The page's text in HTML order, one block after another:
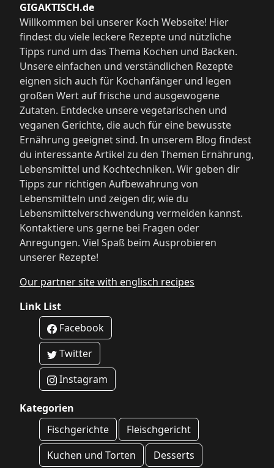
GIGAKTISCH.de
Willkommen bei unserer Koch Webseite! Hier
findest du viele leckere Rezepte und nützliche
Tipps rund um das Thema Kochen und Backen.
Unsere einfachen und verständlichen Rezepte
eignen sich auch für Kochanfänger und legen
großen Wert auf frische und ausgewogene
Zutaten. Entdecke unsere vegetarischen und
veganen Gerichte, die auch für eine bewusste
Ernährung geeignet sind. In unserem Blog findest
du interessante Artikel zu den Themen Ernährung,
Lebensmittel und Kochtechniken. Wir geben dir
Tipps zur richtigen Aufbewahrung von
Lebensmitteln und zeigen dir, wie du
Lebensmittelverschwendung vermeiden kannst.
Kontaktiere uns gerne bei Fragen oder
Anregungen. Viel Spaß beim Ausprobieren
unserer Rezepte!
Our partner site with englisch recipes
Link List
Facebook
Twitter
Instagram
Kategorien
Fischgerichte
Fleischgericht
Kuchen und Torten
Desserts